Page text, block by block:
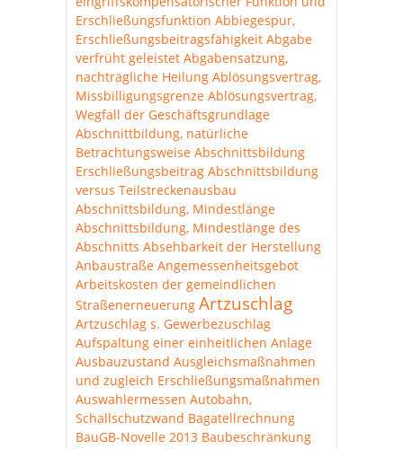
Erschließungsfunktion Abbiegespur,
Erschließungsbeitragsfähigkeit Abgabe
verfrüht geleistet Abgabensatzung,
nachträgliche Heilung Ablösungsvertrag,
Missbilligungsgrenze Ablösungsvertrag,
Wegfall der Geschäftsgrundlage
Abschnittbildung, natürliche
Betrachtungsweise Abschnittsbildung
Erschließungsbeitrag Abschnittsbildung
versus Teilstreckenausbau
Abschnittsbildung, Mindestlänge
Abschnittsbildung, Mindestlänge des
Abschnitts Absehbarkeit der Herstellung
Anbaustraße Angemessenheitsgebot
Arbeitskosten der gemeindlichen
Straßenerneuerung Artzuschlag
Artzuschlag s. Gewerbezuschlag
Aufspaltung einer einheitlichen Anlage
Ausbauzustand Ausgleichsmaßnahmen
und zugleich Erschließungsmaßnahmen
Auswahlermessen Autobahn,
Schallschutzwand Bagatellrechnung
BauGB-Novelle 2013 Baubeschränkung